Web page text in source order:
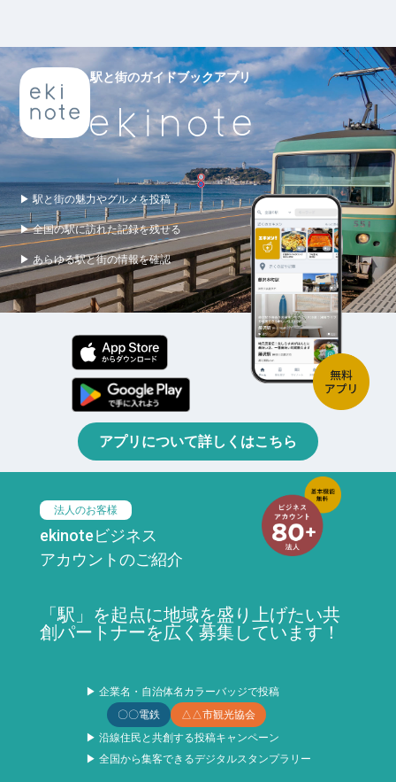
駅と街のガイドブックアプリ
▶ 駅と街の魅力やグルメを投稿
▶ 全国の駅に訪れた記録を残せる
▶ あらゆる駅と街の情報を確認
アプリについて詳しくはこちら
法人のお客様
ekinoteビジネス
アカウントのご紹介
「駅」を起点に地域を盛り上げたい共
創パートナーを広く募集しています！
▶ 企業名・自治体名カラーバッジで投稿
〇〇電鉄
△△市観光協会
▶ 沿線住民と共創する投稿キャンペーン
▶ 全国から集客できるデジタルスタンプラリー